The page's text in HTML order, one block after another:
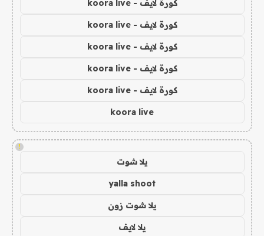
كورة لايف - koora live
كورة لايف - koora live
كورة لايف - koora live
كورة لايف - koora live
كورة لايف - koora live
koora live
!
يلا شوت
yalla shoot
يلا شوت زون
يلا لايف